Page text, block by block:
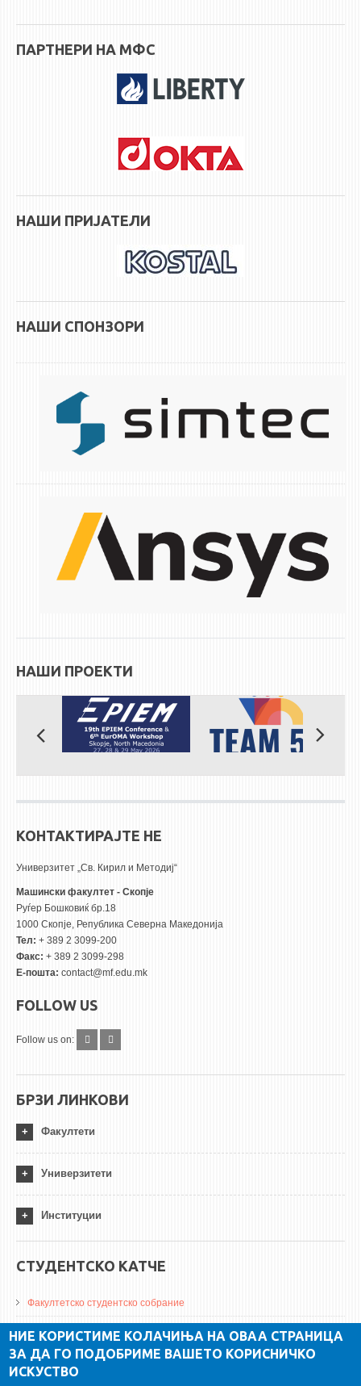
ПАРТНЕРИ НА МФС
НАШИ ПРИЈАТЕЛИ
НАШИ СПОНЗОРИ
НАШИ ПРОЕКТИ
КОНТАКТИРАЈТЕ НЕ
Универзитет „Св. Кирил и Методиј“
Машински факултет - Скопје
Руѓер Бошковиќ бр.18
1000 Скопје, Република Северна Македонија
Тел: + 389 2 3099-200
Факс: + 389 2 3099-298
Е-пошта: contact@mf.edu.mk
FOLLOW US
Follow us on:
БРЗИ ЛИНКОВИ
Факултети
Универзитети
Институции
СТУДЕНТСКО КАТЧЕ
Факултетско студентско собрание
ДА Винчи магазин
Алумни асоцијација
НИЕ КОРИСТИМЕ КОЛАЧИЊА НА ОВАА СТРАНИЦА
ЗА ДА ГО ПОДОБРИМЕ ВАШЕТО КОРИСНИЧКО
ИСКУСТВО